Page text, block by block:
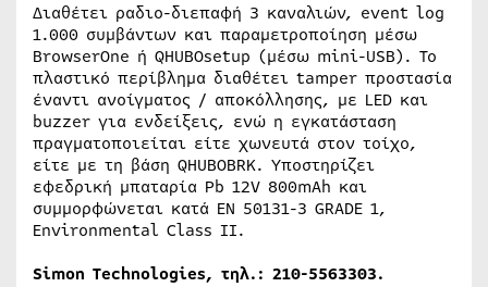
Διαθέτει ραδιο-διεπαφή 3 καναλιών, event log
1.000 συμβάντων και παραμετροποίηση μέσω
BrowserOne ή QHUBOsetup (μέσω mini-USB). Το
πλαστικό περίβλημα διαθέτει tamper προστασία
έναντι ανοίγματος / αποκόλλησης, με LED και
buzzer για ενδείξεις, ενώ η εγκατάσταση
πραγματοποιείται είτε χωνευτά στον τοίχο,
είτε με τη βάση QHUBOBRK. Υποστηρίζει
εφεδρική μπαταρία Pb 12V 800mAh και
συμμορφώνεται κατά EN 50131-3 GRADE 1,
Environmental Class II.
Simon Technologies, τηλ.: 210-5563303.